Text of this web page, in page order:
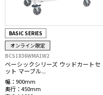
BASIC SERIES
オンライン限定
BCS1836WMA1W2
ベーシックシリーズ ウッドカートセ
ット マーブル...
幅： 900mm
奥行： 450mm